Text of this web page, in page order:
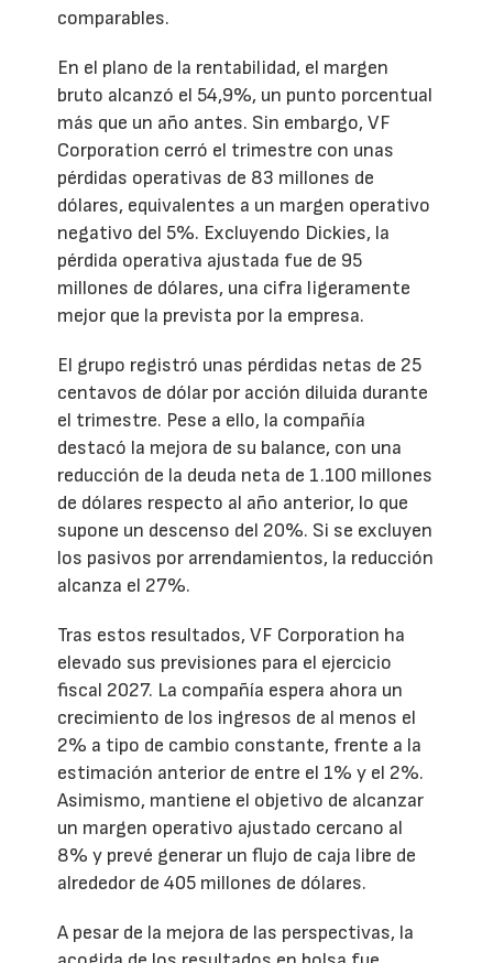
comparables.
En el plano de la rentabilidad, el margen
bruto alcanzó el 54,9%, un punto porcentual
más que un año antes. Sin embargo, VF
Corporation cerró el trimestre con unas
pérdidas operativas de 83 millones de
dólares, equivalentes a un margen operativo
negativo del 5%. Excluyendo Dickies, la
pérdida operativa ajustada fue de 95
millones de dólares, una cifra ligeramente
mejor que la prevista por la empresa.
El grupo registró unas pérdidas netas de 25
centavos de dólar por acción diluida durante
el trimestre. Pese a ello, la compañía
destacó la mejora de su balance, con una
reducción de la deuda neta de 1.100 millones
de dólares respecto al año anterior, lo que
supone un descenso del 20%. Si se excluyen
los pasivos por arrendamientos, la reducción
alcanza el 27%.
Tras estos resultados, VF Corporation ha
elevado sus previsiones para el ejercicio
fiscal 2027. La compañía espera ahora un
crecimiento de los ingresos de al menos el
2% a tipo de cambio constante, frente a la
estimación anterior de entre el 1% y el 2%.
Asimismo, mantiene el objetivo de alcanzar
un margen operativo ajustado cercano al
8% y prevé generar un flujo de caja libre de
alrededor de 405 millones de dólares.
A pesar de la mejora de las perspectivas, la